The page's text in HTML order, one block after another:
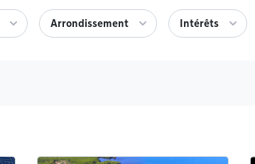
Arrondissement Intérêts